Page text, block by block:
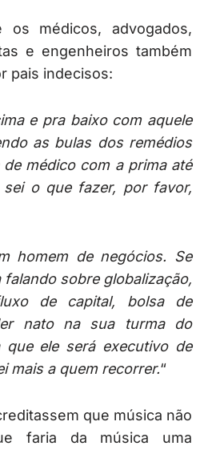
os médicos, advogados,
e engenheiros também
pais indecisos:
e pra baixo com aquele
as bulas dos remédios
médico com a prima até
sei o que fazer, por favor,
homem de negócios. Se
sobre globalização,
de capital, bolsa de
nato na sua turma do
que ele será executivo de
mais a quem recorrer.“
que música não
faria da música uma